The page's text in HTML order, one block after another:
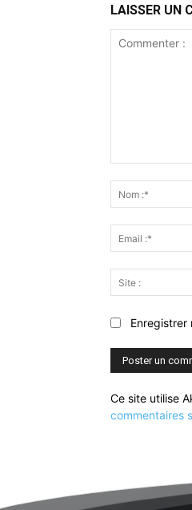
LAISSER UN
Enregistrer
Ce site utilise
commentaires